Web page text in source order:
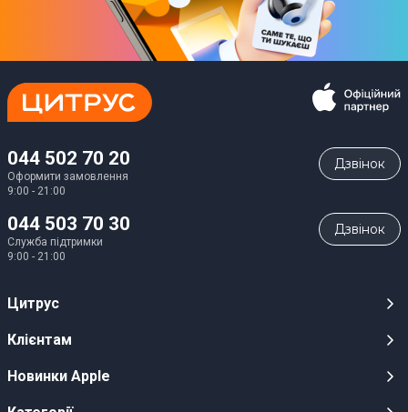
044 502 70 20
Оформити замовлення
9:00 - 21:00
Дзвiнок
044 503 70 30
Служба підтримки
9:00 - 21:00
Дзвiнок
Цитрус
Кар’єра
Клієнтам
Публічні оферти
Новинки Apple
iPhone 17